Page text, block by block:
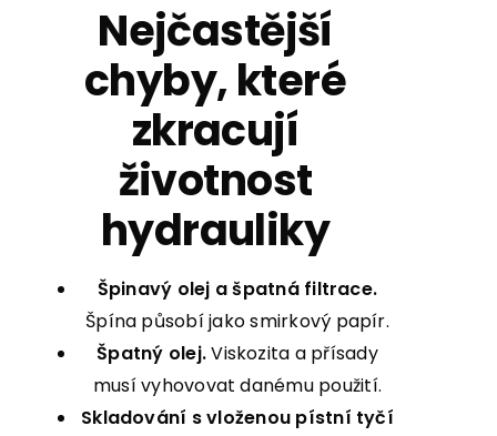
Nejčastější
chyby, které
zkracují
životnost
hydrauliky
Špinavý olej a špatná filtrace.
Špína působí jako smirkový papír.
Špatný olej.Viskozita a přísady
musí vyhovovat danému použití.
Skladování s vloženou pístní tyčí